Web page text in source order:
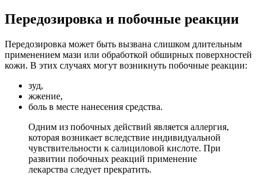
Передозировка и побочные реакции
Передозировка может быть вызвана слишком длительным
применением мази или обработкой обширных поверхностей
кожи. В этих случаях могут возникнуть побочные реакции:
зуд,
жжение,
боль в месте нанесения средства.
Одним из побочных действий является аллергия,
которая возникает вследствие индивидуальной
чувствительности к салициловой кислоте. При
развитии побочных реакций применение
лекарства следует прекратить.